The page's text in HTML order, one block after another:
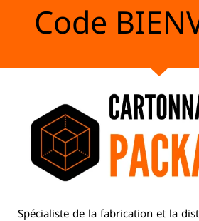
Code
Spécialiste de la fabrication et la